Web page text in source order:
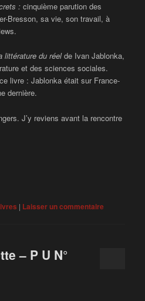
: cinquième parution des
Bresson, sa vie, son travail, à
littérature du réelde Ivan Jablonka,
et des sciences sociales.
livre : Jablonka était sur France-
dernière.
J’y reviens avant la rencontre
| Laisser un commentaire
– P U N°